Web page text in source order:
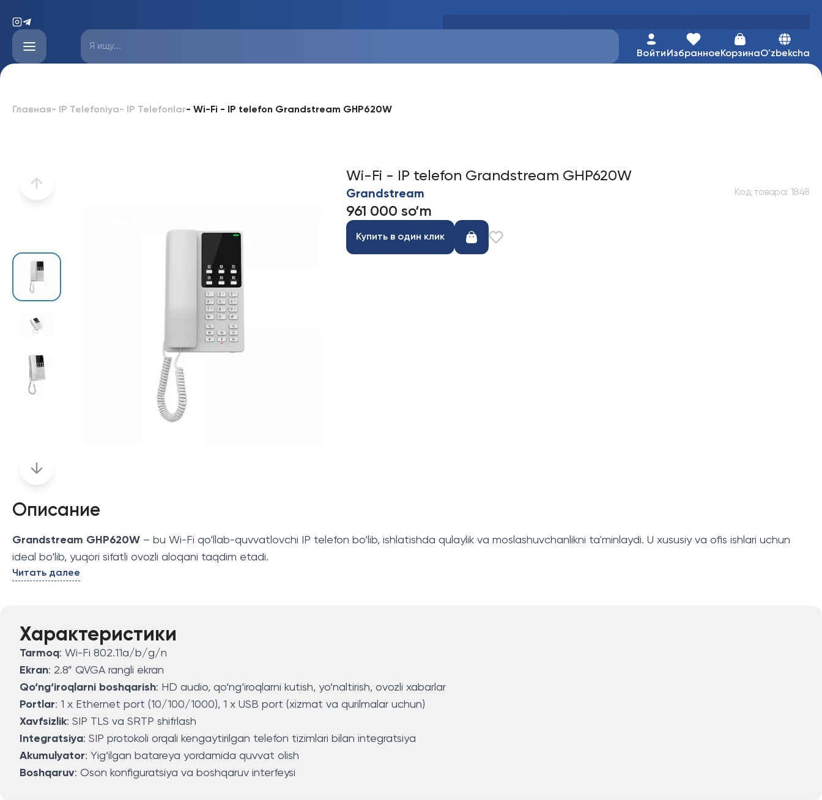
Войти ИзбранноеКорзинаO'zbekcha
Главная- IP Telefoniya- IP Telefonlar- Wi-Fi - IP telefon Grandstream GHP620W
Wi-Fi - IP telefon Grandstream GHP620W
Grandstream Код товара: 1848
961 000 so‘m
Купить в один клик
Описание
Grandstream GHP620W – bu Wi-Fi qo‘llab-quvvatlovchi IP telefon bo‘lib, ishlatishda qulaylik va moslashuvchanlikni ta'minlaydi. U xususiy va ofis ishlari uchun
ideal bo‘lib, yuqori sifatli ovozli aloqani taqdim etadi.
Читать далее
Характеристики
Tarmoq: Wi-Fi 802.11a/b/g/n
Ekran: 2.8” QVGA rangli ekran
Qo‘ng‘iroqlarni boshqarish: HD audio, qo‘ng‘iroqlarni kutish, yo‘naltirish, ovozli xabarlar
Portlar: 1 x Ethernet port (10/100/1000), 1 x USB port (xizmat va qurilmalar uchun)
Xavfsizlik: SIP TLS va SRTP shifrlash
Integratsiya: SIP protokoli orqali kengaytirilgan telefon tizimlari bilan integratsiya
Akumulyator: Yig‘ilgan batareya yordamida quvvat olish
Boshqaruv: Oson konfiguratsiya va boshqaruv interfeysi